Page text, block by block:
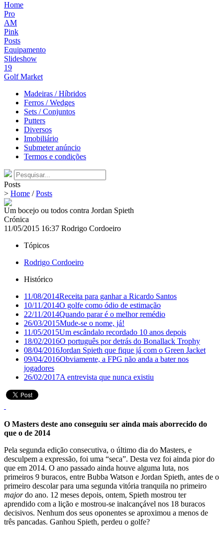
Home
Pro
AM
Pink
Posts
Equipamento
Slideshow
19
Golf Market
Madeiras / Híbridos
Ferros / Wedges
Sets / Conjuntos
Putters
Diversos
Imobiliário
Submeter anúncio
Termos e condições
Posts
> Home /Posts
Um bocejo ou todos contra Jordan Spieth
Crónica
11/05/2015 16:37 Rodrigo Cordoeiro
Tópicos
Rodrigo Cordoeiro
Histórico
11/08/2014Receita para ganhar a Ricardo Santos
10/11/2014O golfe como ódio de estimação
22/11/2014Quando parar é o melhor remédio
26/03/2015Mude-se o nome, já!
11/05/2015Um escândalo recordado 10 anos depois
18/02/2016O português por detrás do Bonallack Trophy
08/04/2016Jordan Spieth que fique já com o Green Jacket
09/04/2016Obviamente, a FPG não anda a bater nos
jogadores
26/02/2017A entrevista que nunca existiu
O Masters deste ano conseguiu ser ainda mais aborrecido do
que o de 2014
Pela segunda edição consecutiva, o último dia do Masters, e
desculpem a expressão, foi uma “seca”. Desta vez foi ainda pior do
que em 2014. O ano passado ainda houve alguma luta, nos
primeiros 9 buracos, entre Bubba Watson e Jordan Spieth, antes de o
primeiro descolar para uma segunda vitória tranquila no primeiro
majordo ano. 12 meses depois, ontem, Spieth mostrou ter
aprendido com a lição e mostrou-se inalcançável nos 18 buracos
decisivos. Nenhum dos seus oponentes se aproximou a menos de
três pancadas. Ganhou Spieth, perdeu o golfe?